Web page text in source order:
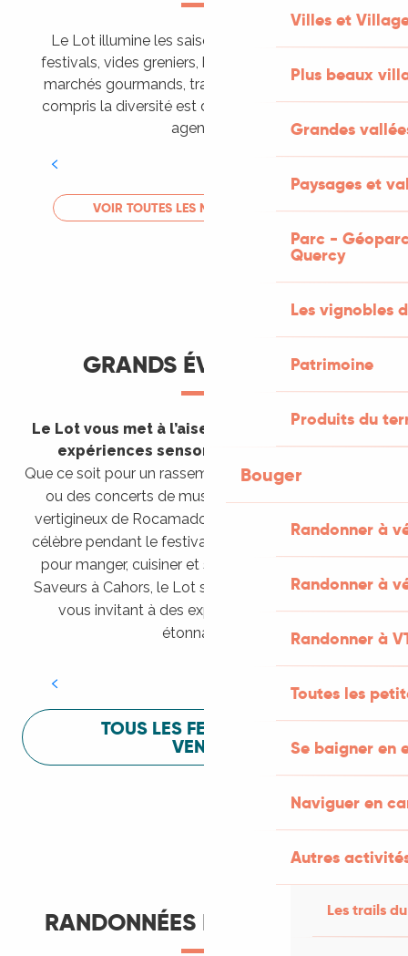
Villes et
Plus beaux
Grandes
Paysages et
Parc -
Quercy
Les vignobles
Patrimoine
Produits du
Bouger
Randonner à
Randonner à
Randonner à
Toutes les
Se baigner en
Naviguer en
Autres
Les trails
Le Lot illumine les saisons de ses animations :
festivals, vides greniers, brocantes, fêtes votives,
marchés gourmands, trails sportifs… Vous l’aurez
compris la diversité est de mise, alors tous à vos
agendas !
LIRE LA SUITE
VOIR TOUTES LES MANIFESTATIONS
GRANDS ÉVÈNEMENTS
Le Lot vous met à l’aise en vous invitant à des
expériences sensorielles étonnantes !
Que ce soit pour un rassemblement de montgolfières
ou des concerts de musique sacrée dans le site
vertigineux de Rocamadour, pour écouter un opéra
célèbre pendant le festival de Saint-Céré ou encore
pour manger, cuisiner et s’amuser pendant Lot of
Saveurs à Cahors, le Lot sait vous mettre à l’aise en
vous invitant à des expériences sensorielles
étonnantes !
Festival Lot of Saveurs
TOUS LES FESTIVALS À
VENIR
RANDONNÉES ET ITINÉRANCE